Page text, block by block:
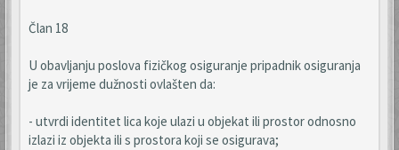
Član 18
U obavljanju poslova fizičkog osiguranje pripadnik osiguranja
je za vrijeme dužnosti ovlašten da:
- utvrdi identitet lica koje ulazi u objekat ili prostor odnosno
izlazi iz objekta ili s prostora koji se osigurava;